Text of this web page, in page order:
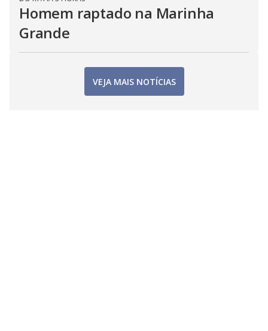
Homem raptado na Marinha
Grande
VEJA MAIS NOTÍCIAS